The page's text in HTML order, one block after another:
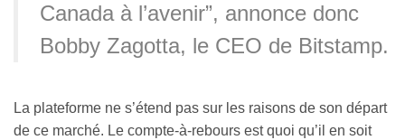
Canada à l’avenir”, annonce donc
Bobby Zagotta, le CEO de Bitstamp.
La plateforme ne s’étend pas sur les raisons de son départ
de ce marché. Le compte-à-rebours est quoi qu’il en soit